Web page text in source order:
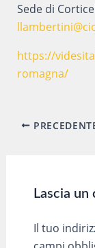
Sede di
https://
romagna/
Navigazione
Lascia
Il tuo